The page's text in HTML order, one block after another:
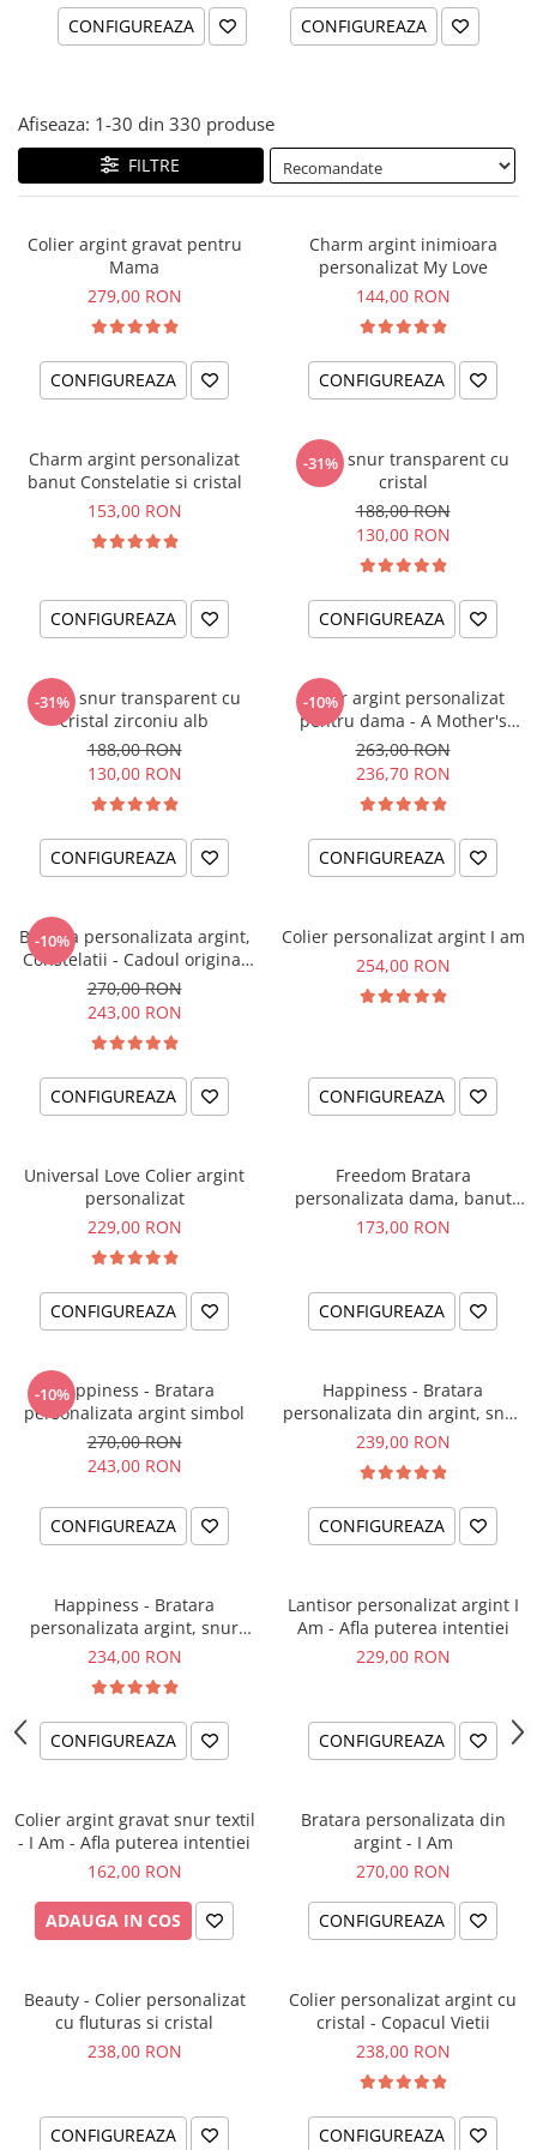
CONFIGUREAZA CONFIGUREAZA
Afiseaza: 1-30 din 330 produse
FILTRE
Colier argint gravat pentru
Mama
279,00 RON
CONFIGUREAZA
Charm argint inimioara
personalizat My Love
144,00 RON
CONFIGUREAZA
Charm argint personalizat
banut Constelatie si cristal
153,00 RON
CONFIGUREAZA
-31%
Colier snur transparent cu
cristal
188,00 RON
130,00 RON
CONFIGUREAZA
-31%
Colier snur transparent cu
cristal zirconiu alb
188,00 RON
130,00 RON
CONFIGUREAZA
-10%
Colier argint personalizat
pentru dama - A Mother's
Love
263,00 RON
236,70 RON
CONFIGUREAZA
-10%
Bratara personalizata argint,
Constelatii - Cadoul original
pentru sora sau prietena ta
270,00 RON
243,00 RON
CONFIGUREAZA
Colier personalizat argint I am
254,00 RON
CONFIGUREAZA
Universal Love Colier argint
personalizat
229,00 RON
CONFIGUREAZA
Freedom Bratara
personalizata dama, banut
argint, snur reglabil
173,00 RON
CONFIGUREAZA
-10%Happiness - Bratara
personalizata argint simbol
270,00 RON
243,00 RON
CONFIGUREAZA
Happiness - Bratara
personalizata din argint, snur
dublu piele, simbol
239,00 RON
CONFIGUREAZA
Happiness - Bratara
personalizata argint, snur
impletit piele simbol
234,00 RON
CONFIGUREAZA
Lantisor personalizat argint I
Am - Afla puterea intentiei
229,00 RON
CONFIGUREAZA
Colier argint gravat snur textil
- I Am - Afla puterea intentiei
162,00 RON
ADAUGA IN COS
Bratara personalizata din
argint - I Am
270,00 RON
CONFIGUREAZA
Beauty - Colier personalizat
cu fluturas si cristal
238,00 RON
CONFIGUREAZA
Colier personalizat argint cu
cristal - Copacul Vietii
238,00 RON
CONFIGUREAZA